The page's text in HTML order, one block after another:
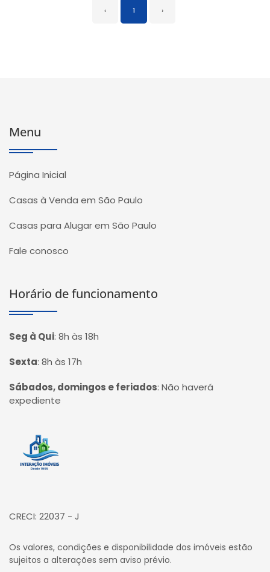
‹ 1 ›
Menu
Página Inicial
Casas à Venda em São Paulo
Casas para Alugar em São Paulo
Fale conosco
Horário de funcionamento
Seg à Qui: 8h às 18h
Sexta: 8h às 17h
Sábados, domingos e feriados: Não haverá
expediente
Página inicial
CRECI: 22037 - J
Os valores, condições e disponibilidade dos imóveis estão
sujeitos a alterações sem aviso prévio.